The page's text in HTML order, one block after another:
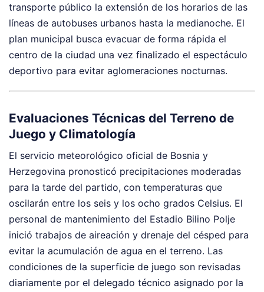
transporte público la extensión de los horarios de las
líneas de autobuses urbanos hasta la medianoche. El
plan municipal busca evacuar de forma rápida el
centro de la ciudad una vez finalizado el espectáculo
deportivo para evitar aglomeraciones nocturnas.
Evaluaciones Técnicas del Terreno de
Juego y Climatología
El servicio meteorológico oficial de Bosnia y
Herzegovina pronosticó precipitaciones moderadas
para la tarde del partido, con temperaturas que
oscilarán entre los seis y los ocho grados Celsius. El
personal de mantenimiento del Estadio Bilino Polje
inició trabajos de aireación y drenaje del césped para
evitar la acumulación de agua en el terreno. Las
condiciones de la superficie de juego son revisadas
diariamente por el delegado técnico asignado por la